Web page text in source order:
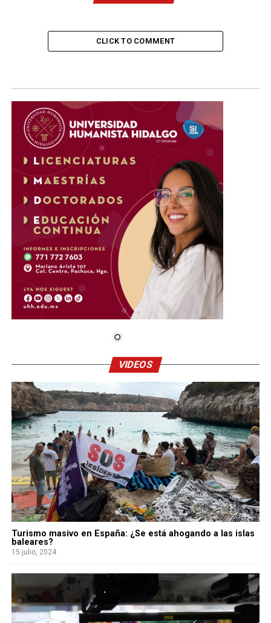
CLICK TO COMMENT
VIDEOS
Turismo masivo en España: ¿Se está ahogando a las islas
baleares?
15 julio, 2024